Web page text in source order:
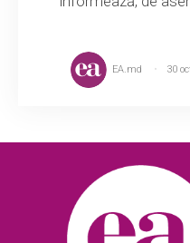
EA.md 30